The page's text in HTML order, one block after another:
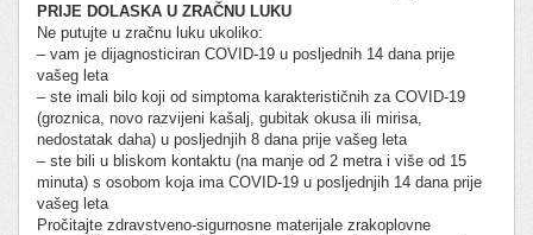
PRIJE DOLASKA U ZRAČNU LUKU
Ne putujte u zračnu luku ukoliko:
– vam je dijagnosticiran COVID-19 u posljednih 14 dana prije
vašeg leta
– ste imali bilo koji od simptoma karakterističnih za COVID-19
(groznica, novo razvijeni kašalj, gubitak okusa ili mirisa,
nedostatak daha) u posljednjih 8 dana prije vašeg leta
– ste bili u bliskom kontaktu (na manje od 2 metra i više od 15
minuta) s osobom koja ima COVID-19 u posljednjih 14 dana prije
vašeg leta
Pročitajte zdravstveno-sigurnosne materijale zrakoplovne